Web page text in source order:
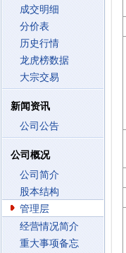
成交明细
分价表
历史行情
龙虎榜数据
大宗交易
新闻资讯
公司公告
公司概况
公司简介
股本结构
管理层
经营情况简介
重大事项备忘